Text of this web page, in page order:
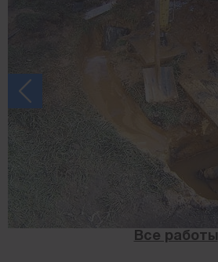
Все работы